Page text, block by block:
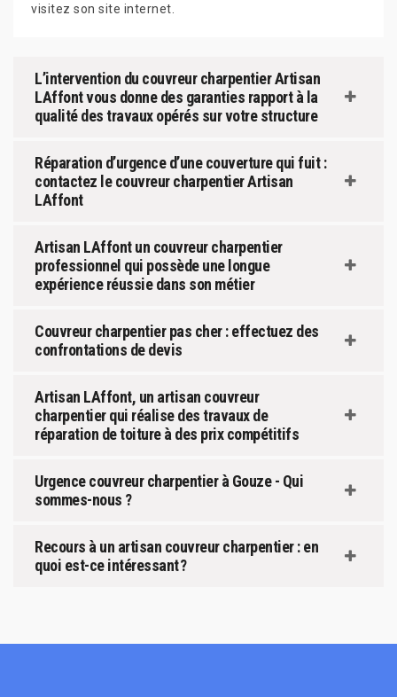
visitez son site internet.
L’intervention du couvreur charpentier Artisan
LAffont vous donne des garanties rapport à la
qualité des travaux opérés sur votre structure
Réparation d’urgence d’une couverture qui fuit :
contactez le couvreur charpentier Artisan
LAffont
Artisan LAffont un couvreur charpentier
professionnel qui possède une longue
expérience réussie dans son métier
Couvreur charpentier pas cher : effectuez des
confrontations de devis
Artisan LAffont, un artisan couvreur
charpentier qui réalise des travaux de
réparation de toiture à des prix compétitifs
Urgence couvreur charpentier à Gouze - Qui
sommes-nous ?
Recours à un artisan couvreur charpentier : en
quoi est-ce intéressant ?